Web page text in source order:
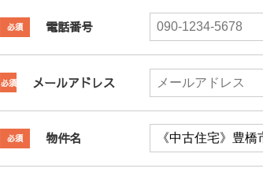
必須 電話番号
必須 メールアドレス
必須 物件名